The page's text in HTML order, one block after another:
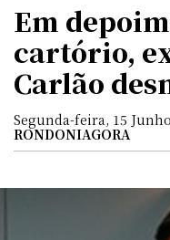
Em
cartório,
Carlão
Segunda-feira, 15
RONDONIAGORA